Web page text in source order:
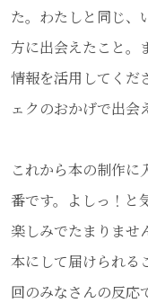
た。わたしと同じ、
方に出会えたこと。
情報を活用してくだ
ェクのおかげで出会
これから本の制作に
番です。よしっ！と
楽しみでたまりませ
本にして届けられる
回のみなさんの反応